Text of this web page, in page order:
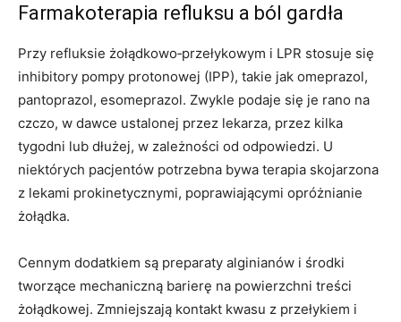
Farmakoterapia refluksu a ból gardła
Przy refluksie żołądkowo‑przełykowym i LPR stosuje się
inhibitory pompy protonowej (IPP), takie jak omeprazol,
pantoprazol, esomeprazol. Zwykle podaje się je rano na
czczo, w dawce ustalonej przez lekarza, przez kilka
tygodni lub dłużej, w zależności od odpowiedzi. U
niektórych pacjentów potrzebna bywa terapia skojarzona
z lekami prokinetycznymi, poprawiającymi opróżnianie
żołądka.
Cennym dodatkiem są preparaty alginianów i środki
tworzące mechaniczną barierę na powierzchni treści
żołądkowej. Zmniejszają kontakt kwasu z przełykiem i